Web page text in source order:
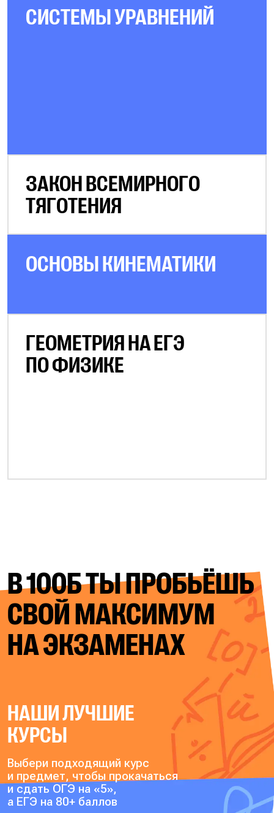
СИСТЕМЫ УРАВНЕНИЙ
ЗАКОН ВСЕМИРНОГО
ТЯГОТЕНИЯ
ОСНОВЫ КИНЕМАТИКИ
ГЕОМЕТРИЯ НА ЕГЭ
ПО ФИЗИКЕ
В 100Б ТЫ ПРОБЬЁШЬ
СВОЙМАКСИМУМ
НА ЭКЗАМЕНАХ
НАШИ ЛУЧШИЕ
КУРСЫ
Выбери подходящий курс
и предмет, чтобы прокачаться
и сдать ОГЭ на «5»,
а ЕГЭ на 80+ баллов